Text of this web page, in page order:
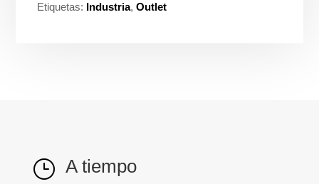
Etiquetas: Industria,Outlet
} A tiempo